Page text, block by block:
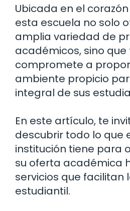
Ubicada en el
esta escuela no solo
amplia variedad de
académicos, sino
compromete a
ambiente propicio
integral de sus
En este artículo, te
descubrir todo lo que
institución tiene para
su oferta académica
servicios que facilitan
estudiantil.